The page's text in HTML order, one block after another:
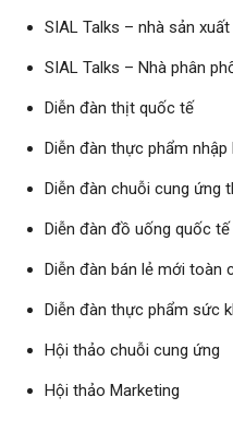
SIAL Talks – nhà sản xuất
SIAL Talks – Nhà phân
Diễn đàn thịt quốc tế
Diễn đàn thực phẩm nhập
Diễn đàn chuỗi cung ứng
Diễn đàn đồ uống quốc
Diễn đàn bán lẻ mới toàn
Diễn đàn thực phẩm sức
Hội thảo chuỗi cung ứng
Hội thảo Marketing